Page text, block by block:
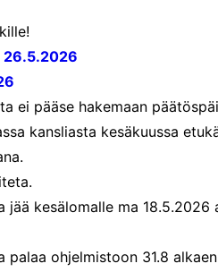
ei pääse hakemaan
kansliasta kesäkuussa
jää kesälomalle ma 18.5.2026
palaa ohjelmistoon 31.8